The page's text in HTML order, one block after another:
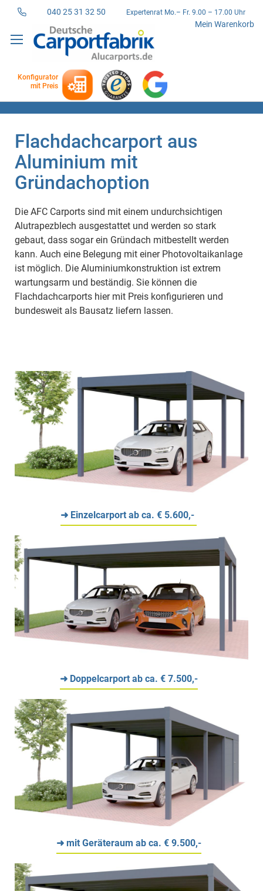
040 25 31 32 50 Expertenrat Mo.– Fr. 9.00 – 17.00 Uhr
Mein Warenkorb
zum
Konfigurator
mit Preis
Flachdachcarport aus
Aluminium mit
Gründachoption
Die AFC Carports sind mit einem undurchsichtigen
Alutrapezblech ausgestattet und werden so stark
gebaut, dass sogar ein Gründach mitbestellt werden
kann. Auch eine Belegung mit einer Photovoltaikanlage
ist möglich. Die Aluminiumkonstruktion ist extrem
wartungsarm und beständig. Sie können die
Flachdachcarports hier mit Preis konfigurieren und
bundesweit als Bausatz liefern lassen.
➜ Einzelcarport ab ca. € 5.600,-
➜ Doppelcarport ab ca. € 7.500,-
➜ mit Geräteraum ab ca. € 9.500,-